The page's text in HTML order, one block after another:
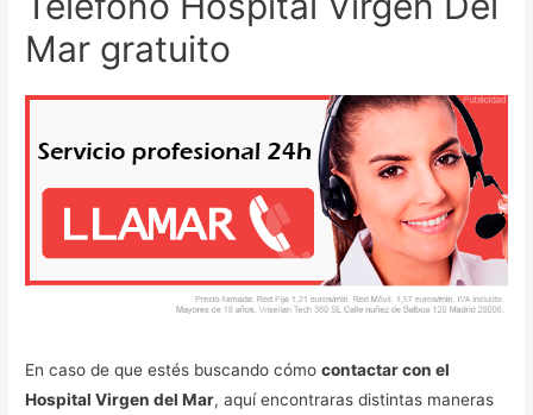
Mar gratuito
En caso de que estés buscando cómocontactar con el
Hospital Virgen del Mar, aquí encontraras distintas maneras